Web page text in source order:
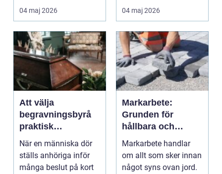
av naturskönhet och...
04 maj 2026
energipriser, k...
04 maj 2026
Att välja
begravningsbyrå
praktisk
vägledning i en
svår stund
När en människa dör
ställs anhöriga inför
många beslut på kort
Markarbete:
Grunden för
hållbara och
funktionella
utemiljöer
Markarbete handlar
om allt som sker innan
något syns ovan jord.